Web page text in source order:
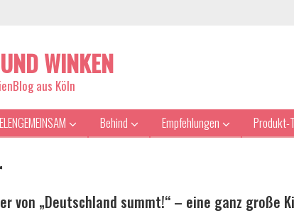
WINKEN
aus Köln
Behind Empfehlungen Produkt-
von „Deutschland summt!“ – eine ganz große